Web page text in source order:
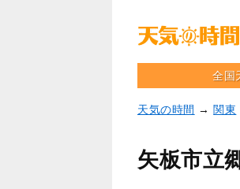
全国
天気の時間 → 関東
矢板市立